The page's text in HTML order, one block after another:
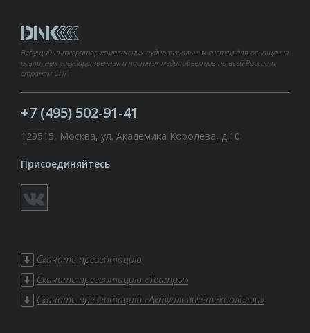
Ведущий интегратор комплексных аудиовизуальных систем для оснащения
различных государственных и частных медиаобъектов по всей России и
странам СНГ.
+7 (495) 502-91-41
129515, Москва, ул. Академика Королёва, д.10
Присоединяйтесь
Скачать презентацию
Скачать презентацию «Театры»
Скачать презентацию «Актуальные технологии»